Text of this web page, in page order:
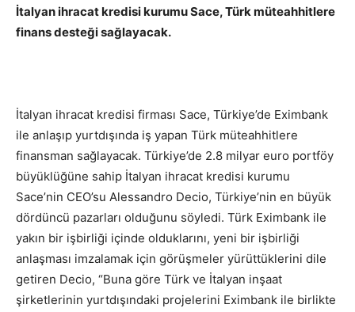
İtalyan ihracat kredisi kurumu Sace, Türk müteahhitlere
finans desteği sağlayacak.
İtalyan ihracat kredisi firması Sace, Türkiye’de Eximbank
ile anlaşıp yurtdışında iş yapan Türk müteahhitlere
finansman sağlayacak. Türkiye’de 2.8 milyar euro portföy
büyüklüğüne sahip İtalyan ihracat kredisi kurumu
Sace’nin CEO’su Alessandro Decio, Türkiye’nin en büyük
dördüncü pazarları olduğunu söyledi. Türk Eximbank ile
yakın bir işbirliği içinde olduklarını, yeni bir işbirliği
anlaşması imzalamak için görüşmeler yürüttüklerini dile
getiren Decio, “Buna göre Türk ve İtalyan inşaat
şirketlerinin yurtdışındaki projelerini Eximbank ile birlikte